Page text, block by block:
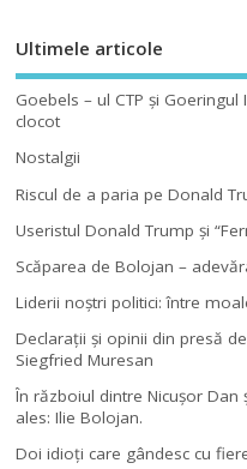
Ultimele articole
Goebels – ul CTP şi
clocot
Nostalgii
Riscul de a paria pe Donald
Useristul Donald Trump şi
Scăparea de Bolojan –
Liderii noştri politici: între
Declaraţii şi opinii din presă
Siegfried Muresan
În războiul dintre Nicuşor
ales: Ilie Bolojan.
Doi idioţi care gândesc cu